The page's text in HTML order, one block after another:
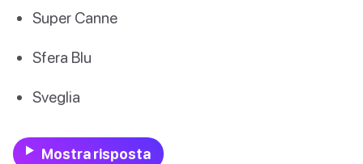
Super Canne
Sfera Blu
Sveglia
Mostra risposta